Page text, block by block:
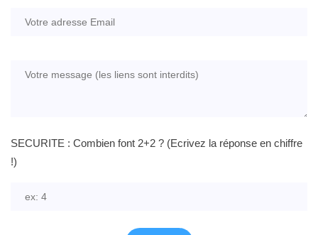
SECURITE : Combien font 2+2 ? (Ecrivez la réponse en chiffre
!)